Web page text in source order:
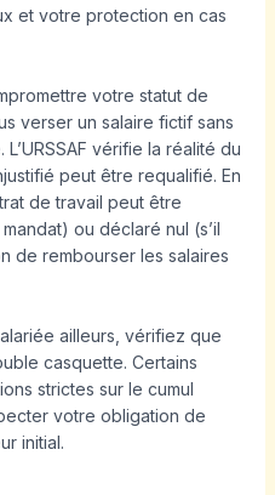
et votre protection en cas
votre statut de
verser un salaire fictif sans
vérifie la réalité du
peut être requalifié. En
de travail peut être
ou déclaré nul (s’il
de rembourser les salaires
ailleurs, vérifiez que
casquette. Certains
strictes sur le cumul
votre obligation de
initial.